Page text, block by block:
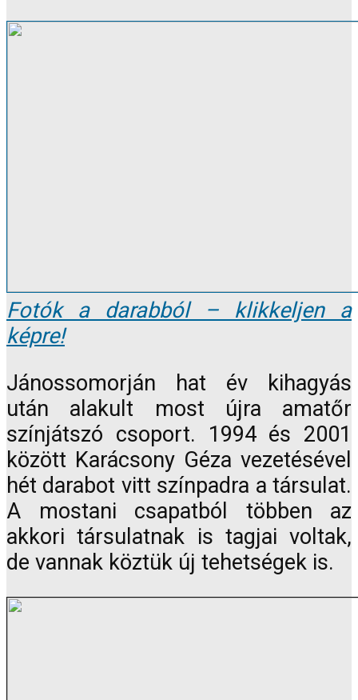
Fotók a darabból – klikkeljen a
képre!
Jánossomorján hat év kihagyás
után alakult most újra amatőr
színjátszó csoport. 1994 és 2001
között Karácsony Géza vezetésével
hét darabot vitt színpadra a társulat.
A mostani csapatból többen az
akkori társulatnak is tagjai voltak,
de vannak köztük új tehetségek is.